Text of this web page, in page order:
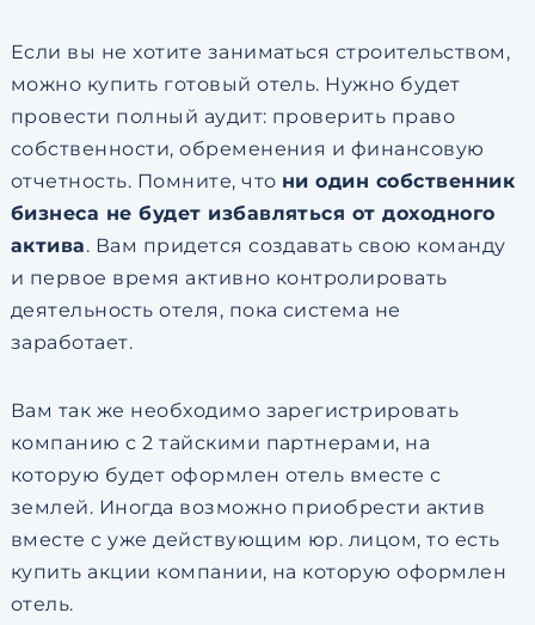
Если вы не хотите заниматься строительством,
можно купить готовый отель. Нужно будет
провести полный аудит: проверить право
собственности, обременения и финансовую
отчетность. Помните, что ни один собственник
бизнеса не будет избавляться от доходного
актива. Вам придется создавать свою команду
и первое время активно контролировать
деятельность отеля, пока система не
заработает.
Вам так же необходимо зарегистрировать
компанию с 2 тайскими партнерами, на
которую будет оформлен отель вместе с
землей. Иногда возможно приобрести актив
вместе с уже действующим юр. лицом, то есть
купить акции компании, на которую оформлен
отель.